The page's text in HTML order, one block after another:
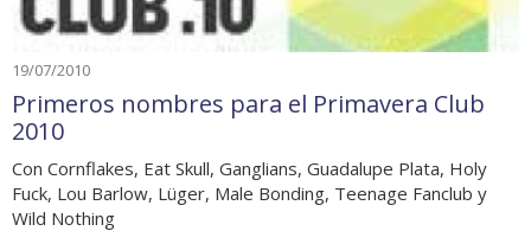
19/07/2010
Primeros nombres para el Primavera Club
2010
Con Cornflakes, Eat Skull, Ganglians, Guadalupe Plata, Holy
Fuck, Lou Barlow, Lüger, Male Bonding, Teenage Fanclub y
Wild Nothing